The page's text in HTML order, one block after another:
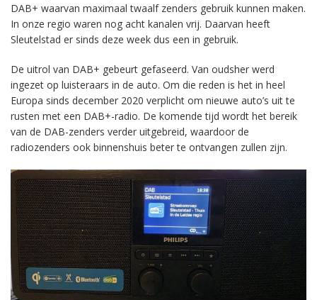
DAB+ waarvan maximaal twaalf zenders gebruik kunnen maken.
In onze regio waren nog acht kanalen vrij. Daarvan heeft
Sleutelstad er sinds deze week dus een in gebruik.
De uitrol van DAB+ gebeurt gefaseerd. Van oudsher werd
ingezet op luisteraars in de auto. Om die reden is het in heel
Europa sinds december 2020 verplicht om nieuwe auto’s uit te
rusten met een DAB+-radio. De komende tijd wordt het bereik
van de DAB-zenders verder uitgebreid, waardoor de
radiozenders ook binnenshuis beter te ontvangen zullen zijn.